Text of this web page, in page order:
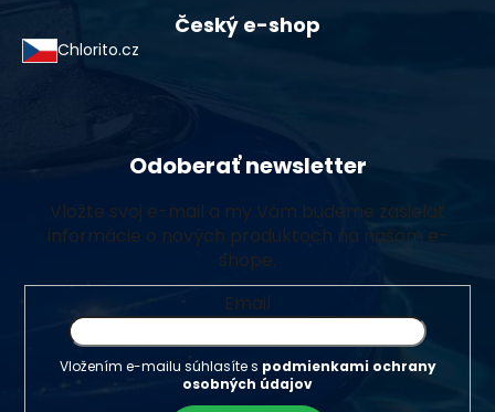
Český e-shop
Chlorito.cz
Odoberať newsletter
Vložte svoj e-mail a my Vám budeme zasielať
informácie o nových produktoch na našom e-
shope.
Email
Vložením e-mailu súhlasíte s podmienkami ochrany
osobných údajov